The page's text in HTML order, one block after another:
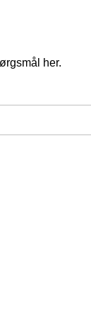
her.